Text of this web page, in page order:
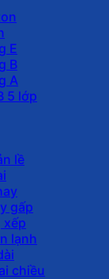
E
B
A
5 lớp
lề
gấp
xếp
lạnh
chiều